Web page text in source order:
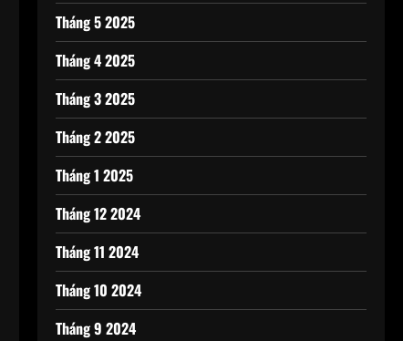
Tháng 5 2025
Tháng 4 2025
Tháng 3 2025
Tháng 2 2025
Tháng 1 2025
Tháng 12 2024
Tháng 11 2024
Tháng 10 2024
Tháng 9 2024